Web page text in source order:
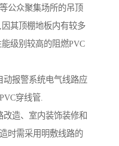
公众聚集场所的吊顶
其顶棚地板内有较多
级别较高的阻燃PVC
动报警系统电气线路应
穿线管.
造、室内装饰装修和
时需采用明敷线路的